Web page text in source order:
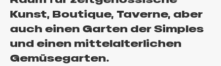
Kunst, Boutique, Taverne, aber
auch einen Garten der Simples
und einen mittelalterlichen
Gemüsegarten.